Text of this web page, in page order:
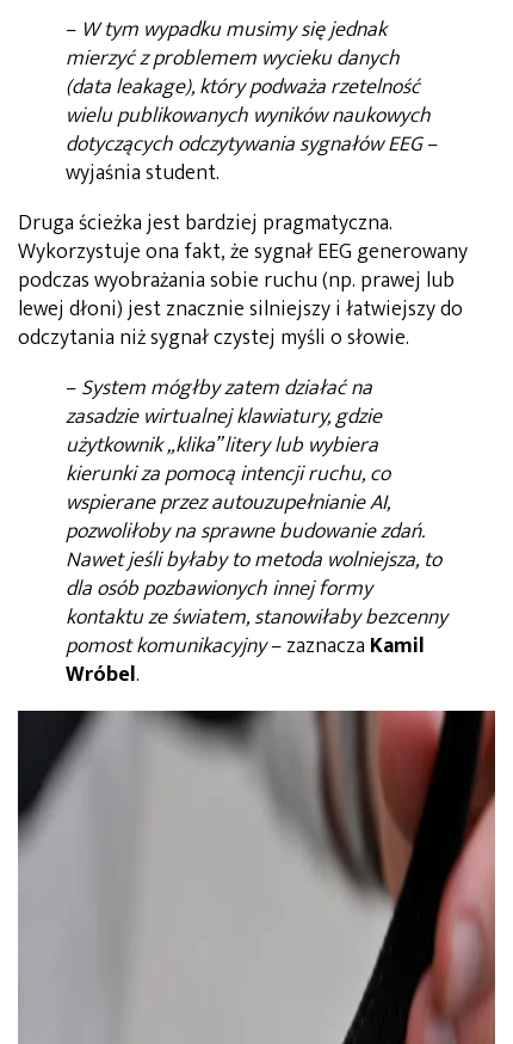
– W tym wypadku musimy się jednak
mierzyć z problemem wycieku danych
(data leakage), który podważa rzetelność
wielu publikowanych wyników naukowych
dotyczących odczytywania sygnałów EEG–
wyjaśnia student.
Druga ścieżka jest bardziej pragmatyczna.
Wykorzystuje ona fakt, że sygnał EEG generowany
podczas wyobrażania sobie ruchu (np. prawej lub
lewej dłoni) jest znacznie silniejszy i łatwiejszy do
odczytania niż sygnał czystej myśli o słowie.
–System mógłby zatem działać na
zasadzie wirtualnej klawiatury, gdzie
użytkownik „klika” litery lub wybiera
kierunki za pomocą intencji ruchu, co
wspierane przez autouzupełnianie AI,
pozwoliłoby na sprawne budowanie zdań.
Nawet jeśli byłaby to metoda wolniejsza, to
dla osób pozbawionych innej formy
kontaktu ze światem, stanowiłaby bezcenny
pomost komunikacyjny– zaznacza Kamil
Wróbel.